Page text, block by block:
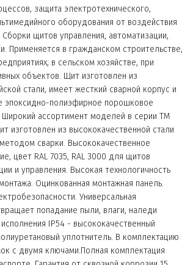
защита электротехнического,
оборудования от воздействия
щитов управления, автоматизации,
Применяется в гражданском строительстве,
в сельском хозяйстве, при
объектов. Щит изготовлен из
стали, имеет жесткий сварной корпус и
эпоксидно-полиэфирное порошковое
ассортимент моделей в серии ТМ
изготовлен из высококачественной стали
сварки. Высококачественное
цвет RAL 7035, RAL 3000 для щитов
и управления. Высокая технологичность
Оцинкованная монтажная панель.
Универсальная
попадание пыли, влаги, наледи
IP54 - высококачественный
уплотнитель. В комплектацию
с двумя ключами.Полная комплектация